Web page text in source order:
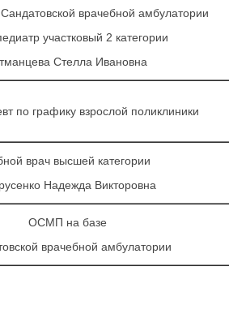
врачебной амбулатории
участковый 2 категории
Стелла Ивановна
по графику взрослой поликлиники
врач высшей категории
Надежда Викторовна
ОСМП на базе
врачебной амбулатории